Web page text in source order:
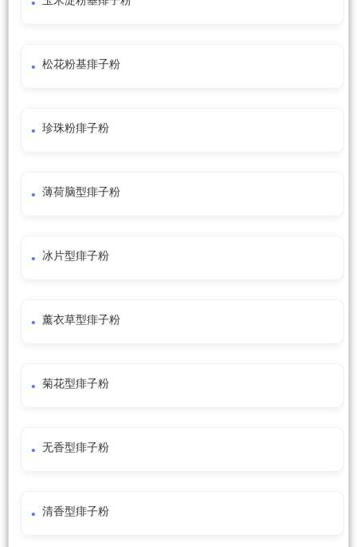
松花粉基痱子粉
珍珠粉痱子粉
薄荷脑型痱子粉
冰片型痱子粉
薰衣草型痱子粉
菊花型痱子粉
无香型痱子粉
清香型痱子粉